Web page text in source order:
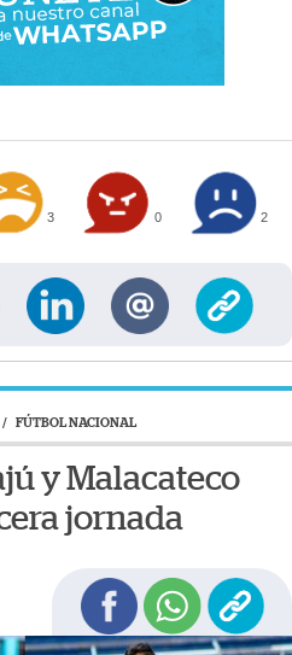
3 0 2
/ FÚTBOL NACIONAL
y Malacateco
jornada